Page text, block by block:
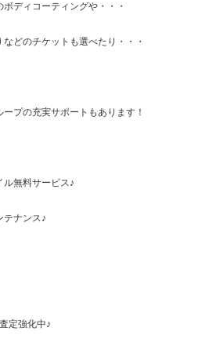
ディコーティングや・・・
どのチケットも選べたり・・・
プの充実サポートもあります！
無料サービス♪
テナンス♪
定強化中♪